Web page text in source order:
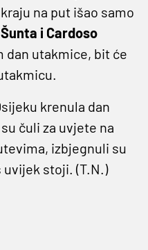
na put išao samo
i Cardoso
dan utakmice, bit će
krenula dan
čuli za uvjete na
izbjegnuli su
stoji. (T.N.)